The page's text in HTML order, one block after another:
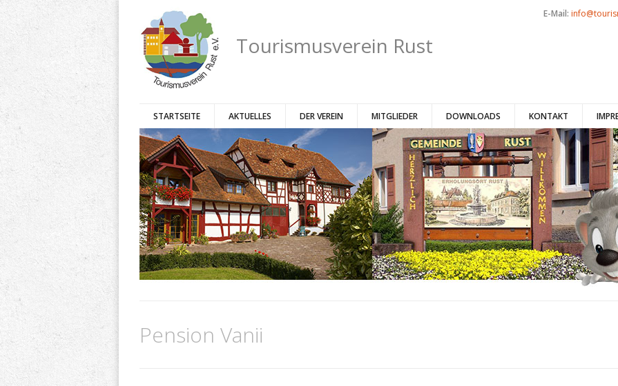
Tourismusverein Rust
E-Mail:
STARTSEITE AKTUELLES DER VEREIN MITGLIEDER DOWNLOADS KONTAKT
Pension Vanii